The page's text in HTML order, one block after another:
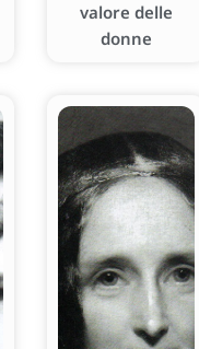
valore delle
donne